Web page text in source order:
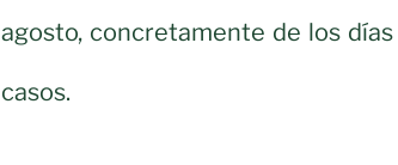
agosto, concretamente de los
casos.